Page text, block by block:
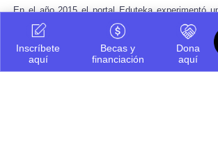
En el año 2015 el portal Eduteka experimentó
importante. Pasó, por donación, de la FGPU a
Icesi, lo que reconfiguró su alcance. Según
decana de la Escuela de Ciencias de la
la llegada del portal a Icesi, se fueron asumiendo
académicas de gran calado tales como el
Inscríbete
aquí
Becas y
financiación
Dona
aquí